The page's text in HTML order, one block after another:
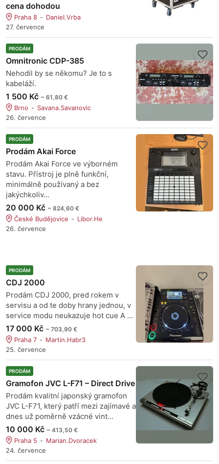
cena dohodou
Praha 8
Daniel.Vrba
27. července
PRODÁM
Omnitronic CDP-385
Nehodil by se někomu? Je to s
kabeláží.
1 500 Kč ~ 61,80 €
Brno
Savana.Savanovic
26. července
PRODÁM
Prodám Akai Force
Prodám Akai Force ve výborném
stavu. Přístroj je plně funkční,
minimálně používaný a bez
jakýchkoliv...
20 000 Kč ~ 824,60 €
České Budějovice
Libor.He
26. července
PRODÁM
CDJ 2000
Prodám CDJ 2000, pred rokem v
servisu a od te doby hrany jednou, v
service modu neukazuje hot cue A ...
17 000 Kč ~ 703,90 €
Praha 7
Martin.Habr3
25. července
PRODÁM
Gramofon JVC L-F71 – Direct Drive
Prodám kvalitní japonský gramofon
JVC L-F71, který patří mezi zajímavé a
dnes už poměrně vzácné vint...
10 000 Kč ~ 413,50 €
Praha 5
Marian.Dvoracek
24. července